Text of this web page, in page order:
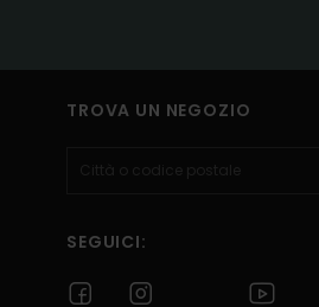
TROVA UN NEGOZIO
SEGUICI: